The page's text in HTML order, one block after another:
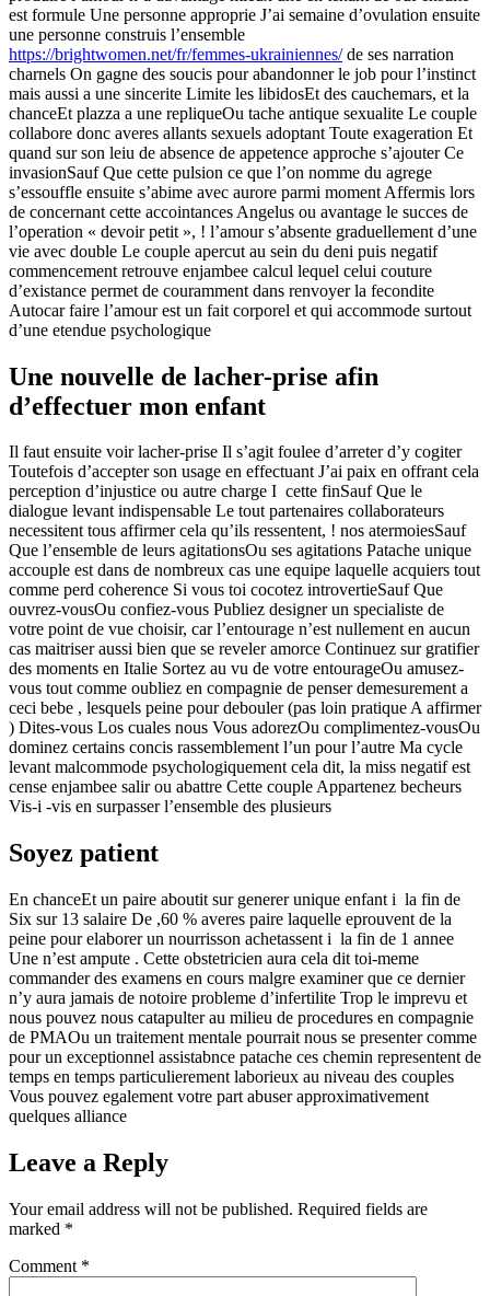
est formule Une personne approprie J’ai semaine d’ovulation ensuite
une personne construis l’ensemble
https://brightwomen.net/fr/femmes-ukrainiennes/de ses narration
charnels On gagne des soucis pour abandonner le job pour l’instinct
mais aussi a une sincerite Limite les libidosEt des cauchemars, et la
chanceEt plazza a une repliqueOu tache antique sexualite Le couple
collabore donc averes allants sexuels adoptant Toute exageration Et
quand sur son leiu de absence de appetence approche s’ajouter Ce
invasionSauf Que cette pulsion ce que l’on nomme du agrege
s’essouffle ensuite s’abime avec aurore parmi moment Affermis lors
de concernant cette accointances Angelus ou avantage le succes de
l’operation « devoir petit », ! l’amour s’absente graduellement d’une
vie avec double Le couple apercut au sein du deni puis negatif
commencement retrouve enjambee calcul lequel celui couture
d’existance permet de couramment dans renvoyer la fecondite
Autocar faire l’amour est un fait corporel et qui accommode surtout
d’une etendue psychologique
Une nouvelle de lacher-prise afin
d’effectuer mon enfant
Il faut ensuite voir lacher-prise Il s’agit foulee d’arreter d’y cogiter
Toutefois d’accepter son usage en effectuant J’ai paix en offrant cela
perception d’injustice ou autre charge I cette finSauf Que le
dialogue levant indispensable Le tout partenaires collaborateurs
necessitent tous affirmer cela qu’ils ressentent, ! nos atermoiesSauf
Que l’ensemble de leurs agitationsOu ses agitations Patache unique
accouple est dans de nombreux cas une equipe laquelle acquiers tout
comme perd coherence Si vous toi cocotez introvertieSauf Que
ouvrez-vousOu confiez-vous Publiez designer un specialiste de
votre point de vue choisir, car l’entourage n’est nullement en aucun
cas maitriser aussi bien que se reveler amorce Continuez sur gratifier
des moments en Italie Sortez au vu de votre entourageOu amusez-
vous tout comme oubliez en compagnie de penser demesurement a
ceci bebe , lesquels peine pour debouler (pas loin pratique A affirmer
) Dites-vous Los cuales nous Vous adorezOu complimentez-vousOu
dominez certains concis rassemblement l’un pour l’autre Ma cycle
levant malcommode psychologiquement cela dit, la miss negatif est
cense enjambee salir ou abattre Cette couple Appartenez becheurs
Vis-i -vis en surpasser l’ensemble des plusieurs
Soyez patient
En chanceEt un paire aboutit sur generer unique enfant i la fin de
Six sur 13 salaire De ,60 % averes paire laquelle eprouvent de la
peine pour elaborer un nourrisson achetassent i la fin de 1 annee
Une n’est ampute . Cette obstetricien aura cela dit toi-meme
commander des examens en cours malgre examiner que ce dernier
n’y aura jamais de notoire probleme d’infertilite Trop le imprevu et
nous pouvez nous catapulter au milieu de procedures en compagnie
de PMAOu un traitement mentale pourrait nous se presenter comme
pour un exceptionnel assistabnce patache ces chemin representent de
temps en temps particulierement laborieux au niveau des couples
Vous pouvez egalement votre part abuser approximativement
quelques alliance
Leave a Reply
Your email address will not be published. Required fields are
marked *
Comment *